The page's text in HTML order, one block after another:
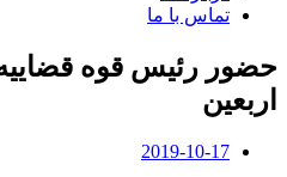
تماس با ما
حضور رئیس قوه قضاییه
اربعین
2019-10-17